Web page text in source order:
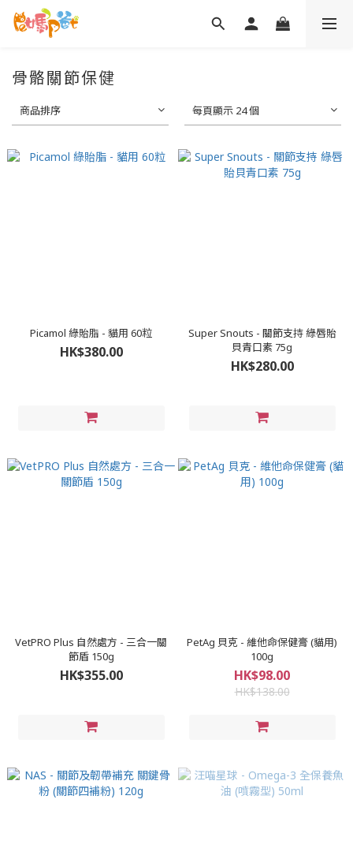
骨骼關節保健
商品排序 每頁顯示 24 個
Picamol 綠貽脂 - 貓用 60粒
HK$380.00
Super Snouts - 關節支持 綠唇貽
貝青口素 75g
HK$280.00
VetPRO Plus 自然處方 - 三合一關
節盾 150g
HK$355.00
PetAg 貝克 - 維他命保健膏 (貓用)
100g
HK$98.00
HK$138.00